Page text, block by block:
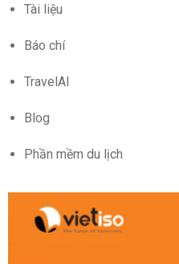
Tài liệu
Báo chí
TravelAI
Blog
Phần mềm du lịch